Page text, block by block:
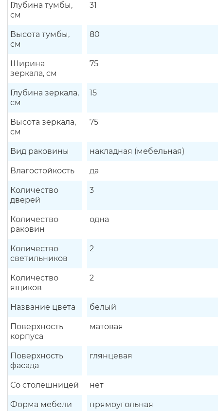
Глубина тумбы,
см
31
Высота тумбы,
см
80
Ширина
зеркала, см
75
Глубина зеркала,
см
15
Высота зеркала,
см
75
Вид раковины накладная (мебельная)
Влагостойкость да
Количество
дверей
3
Количество
раковин
одна
Количество
светильников
2
Количество
ящиков
2
Название цвета белый
Поверхность
корпуса
матовая
Поверхность
фасада
глянцевая
Со столешницей нет
Форма мебели прямоугольная